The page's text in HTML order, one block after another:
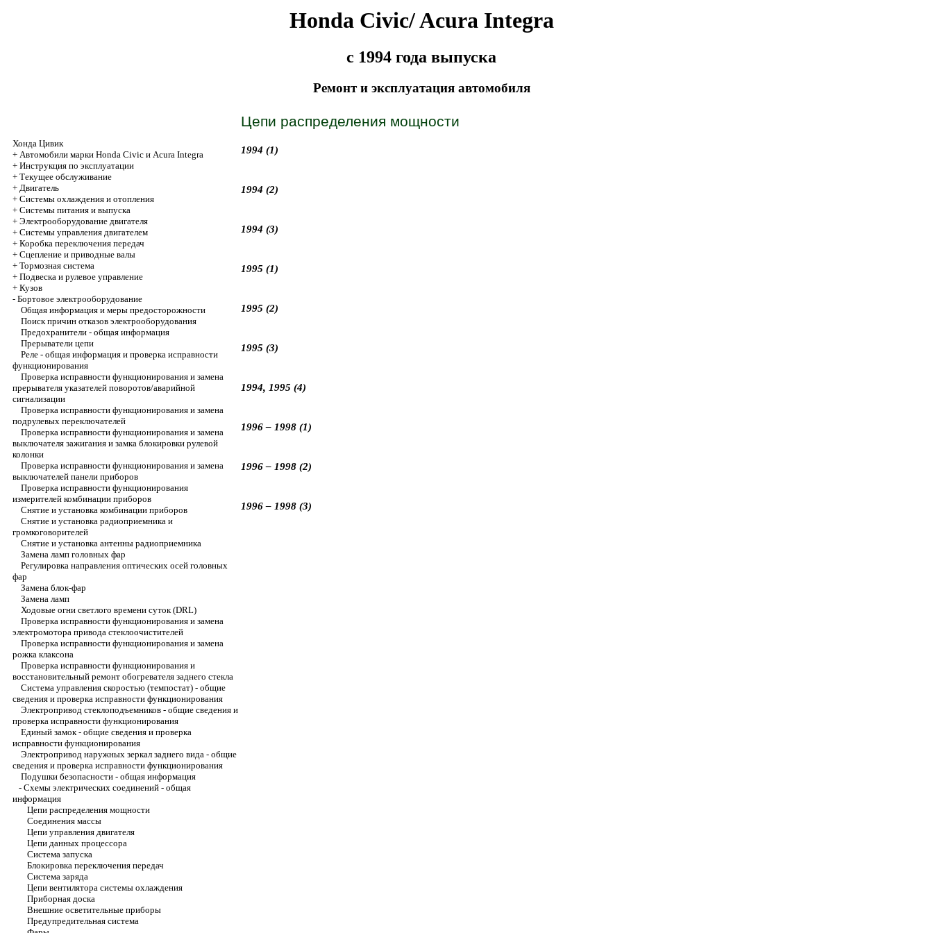
Honda Civic/ Acura Integra
с 1994 года выпуска
Ремонт и эксплуатация автомобиля
Хонда Цивик
+ Автомобили марки Honda Civic и Acura Integra
+ Инструкция по эксплуатации
+ Текущее обслуживание
+ Двигатель
+ Системы охлаждения и отопления
+ Системы питания и выпуска
+ Электрооборудование двигателя
+ Системы управления двигателем
+ Коробка переключения передач
+ Cцепление и приводные валы
+ Тормозная система
+ Подвеска и рулевое управление
+ Кузов
- Бортовое электрооборудование
Общая информация и меры предосторожности
Поиск причин отказов электрооборудования
Предохранители - общая информация
Прерыватели цепи
Реле - общая информация и проверка исправности
функционирования
Проверка исправности функционирования и замена
прерывателя указателей поворотов/аварийной
сигнализации
Проверка исправности функционирования и замена
подрулевых переключателей
Проверка исправности функционирования и замена
выключателя зажигания и замка блокировки рулевой
колонки
Проверка исправности функционирования и замена
выключателей панели приборов
Проверка исправности функционирования
измерителей комбинации приборов
Снятие и установка комбинации приборов
Снятие и установка радиоприемника и
громкоговорителей
Снятие и установка антенны радиоприемника
Замена ламп головных фар
Регулировка направления оптических осей головных
фар
Замена блок-фар
Замена ламп
Ходовые огни светлого времени суток (DRL)
Проверка исправности функционирования и замена
электромотора привода стеклоочистителей
Проверка исправности функционирования и замена
рожка клаксона
Проверка исправности функционирования и
восстановительный ремонт обогревателя заднего стекла
Система управления скоростью (темпостат) - общие
сведения и проверка исправности функционирования
Электропривод стеклоподъемников - общие сведения и
проверка исправности функционирования
Единый замок - общие сведения и проверка
исправности функционирования
Электропривод наружных зеркал заднего вида - общие
сведения и проверка исправности функционирования
Подушки безопасности - общая информация
- Схемы электрических соединений - общая
информация
Цепи распределения мощности
Соединения массы
Цепи управления двигателя
Цепи данных процессора
Система запуска
Блокировка переключения передач
Система заряда
Цепи вентилятора системы охлаждения
Приборная доска
Внешние осветительные приборы
Предупредительная система
Цепи распределения мощности
1994 (1)
1994 (2)
1994 (3)
1995 (1)
1995 (2)
1995 (3)
1994, 1995 (4)
1996 – 1998 (1)
1996 – 1998 (2)
1996 – 1998 (3)